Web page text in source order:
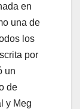
en
una de
los
por
un
de
y Meg